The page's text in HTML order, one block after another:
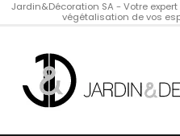
Jardin&Décoration SA - Votre
végétalisation de vos